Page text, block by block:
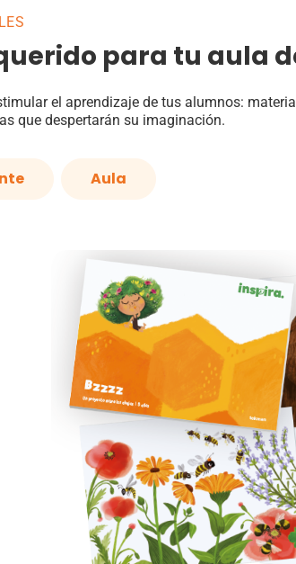
para tu aula
el aprendizaje de tus alumnos:
que despertarán su imaginación.
Aula